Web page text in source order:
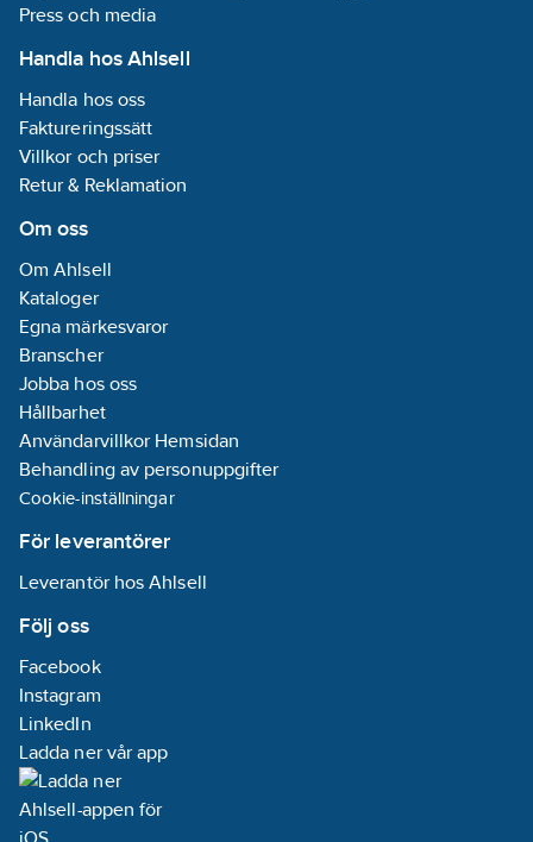
Press och media
Handla hos Ahlsell
Handla hos oss
Faktureringssätt
Villkor och priser
Retur & Reklamation
Om oss
Om Ahlsell
Kataloger
Egna märkesvaror
Branscher
Jobba hos oss
Hållbarhet
Användarvillkor Hemsidan
Behandling av personuppgifter
Cookie-inställningar
För leverantörer
Leverantör hos Ahlsell
Följ oss
Facebook
Instagram
LinkedIn
Ladda ner vår app